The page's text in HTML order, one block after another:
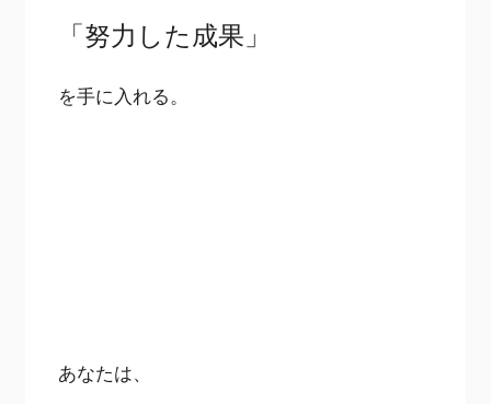
「努力した成果」
を手に入れる。
あなたは、